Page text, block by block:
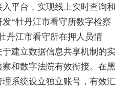
平台，实现线上实时查询和
“牡丹江市看守所数字检察
丹江市看守所在押人员情
建立数据信息共享机制的实
和数字法院有效衔接。在黑
系统设立独立账号，有效汇